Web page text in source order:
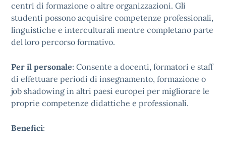
centri di formazione o altre organizzazioni. Gli
studenti possono acquisire competenze professionali,
linguistiche e interculturali mentre completano parte
del loro percorso formativo.
Per il personale: Consente a docenti, formatori e staff
di effettuare periodi di insegnamento, formazione o
job shadowing in altri paesi europei per migliorare le
proprie competenze didattiche e professionali.
Benefici: